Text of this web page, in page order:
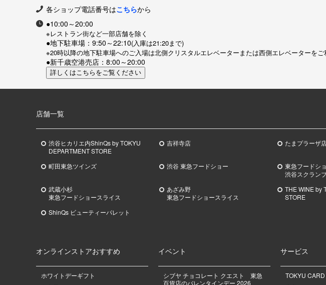
各ショップ電話番号はこちらから
●10:00～20:00
※レストラン街など一部店舗を除く
●地下駐車場：9:50～22:10(入庫は21:20まで)
※20時以降の地下駐車場へのご入場は北側クリスタルエレベーターまたは西側エレベーターをご
●新千歳空港売店：8:00～20:00
店舗一覧
渋谷ヒカリエ内ShinQs by TOKYU
DEPARTMENT STORE
吉祥寺店 たまプラーザ
町田東急ツインズ 渋谷 東急フードショー
東急フードシ
渋谷スクラン
武蔵小杉
東急フードショースライス
あざみ野
東急フードショースライス
THE WINE by
STORE
ShinQs ビューティーパレット
オンラインストアおすすめ
ホワイトデーギフト
イベント
シブヤ チョコレート クエスト 東急
百貨店のバレンタインデー 2026
サービス
TOKYU